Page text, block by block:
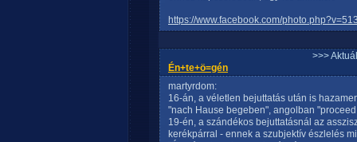
https://www.facebook.com/
>>>
Én+te+ö=gén
martyrdom:
16-án, a véletlen bejuttatás után is
"nach Hause begeben", angolban
19-én, a szándékos bejuttatásnál az
kerékpárral - ennek a szubjektív észlelés